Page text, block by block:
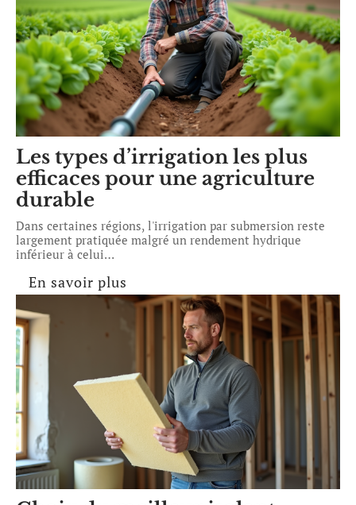
Les types d’irrigation les plus
efficaces pour une agriculture
durable
Dans certaines régions, l'irrigation par submersion reste
largement pratiquée malgré un rendement hydrique
inférieur à celui…
En savoir plus